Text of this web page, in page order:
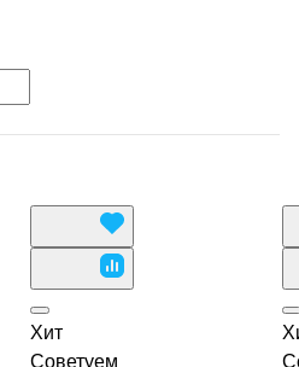
Хит
Советуем